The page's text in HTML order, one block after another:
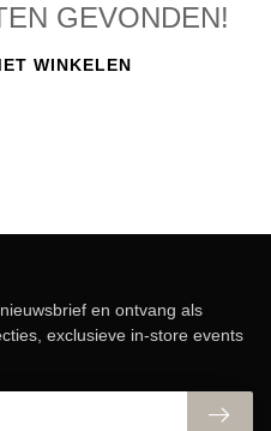
GEVONDEN!
WINKELEN
en ontvang als
exclusieve in-store events